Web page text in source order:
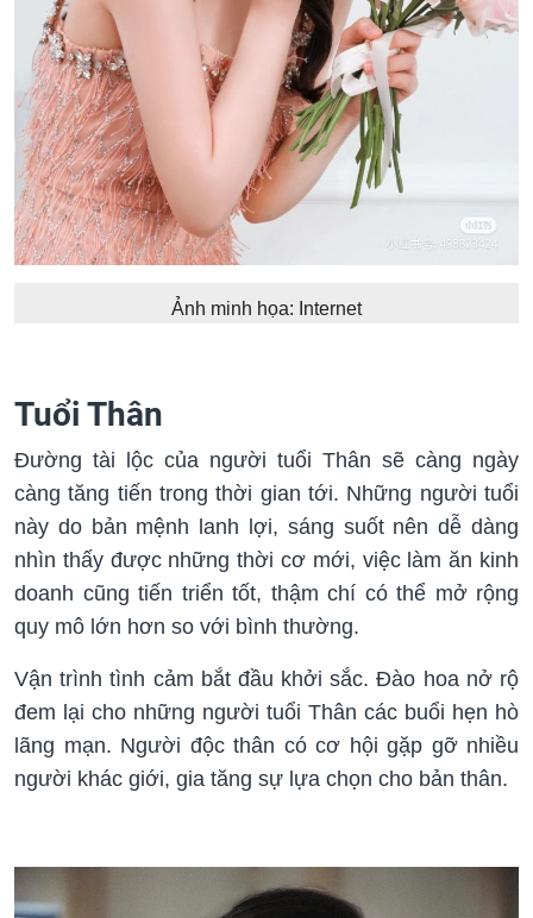
Ảnh minh họa: Internet
Tuổi Thân
Đường tài lộc của người tuổi Thân sẽ càng ngày
càng tăng tiến trong thời gian tới. Những người tuổi
này do bản mệnh lanh lợi, sáng suốt nên dễ dàng
nhìn thấy được những thời cơ mới, việc làm ăn kinh
doanh cũng tiến triển tốt, thậm chí có thể mở rộng
quy mô lớn hơn so với bình thường.
Vận trình tình cảm bắt đầu khởi sắc. Đào hoa nở rộ
đem lại cho những người tuổi Thân các buổi hẹn hò
lãng mạn. Người độc thân có cơ hội gặp gỡ nhiều
người khác giới, gia tăng sự lựa chọn cho bản thân.